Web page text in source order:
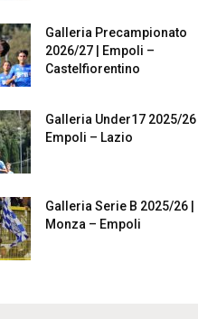
Galleria Precampionato
2026/27 | Empoli –
Castelfiorentino
Galleria Under17 2025/26 |
Empoli – Lazio
Galleria Serie B 2025/26 |
Monza – Empoli